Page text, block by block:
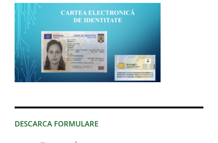
DESCARCA FORMULARE